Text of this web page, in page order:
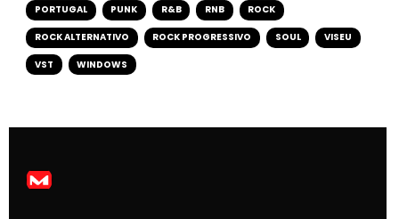
PORTUGAL PUNK R&B RNB ROCK
ROCK ALTERNATIVO ROCK PROGRESSIVO SOUL VISEU
VST WINDOWS